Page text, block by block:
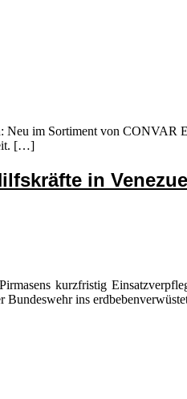
im Sortiment von
[…]
in
kurzfristig
ins